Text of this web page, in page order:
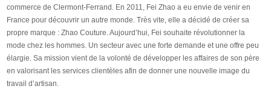
commerce de Clermont-Ferrand. En 2011, Fei Zhao a eu envie de venir en
France pour découvrir un autre monde. Très vite, elle a décidé de créer sa
propre marque : Zhao Couture. Aujourd’hui, Fei souhaite révolutionner la
mode chez les hommes. Un secteur avec une forte demande et une offre peu
élargie. Sa mission vient de la volonté de développer les affaires de son père
en valorisant les services clientèles afin de donner une nouvelle image du
travail d’artisan.